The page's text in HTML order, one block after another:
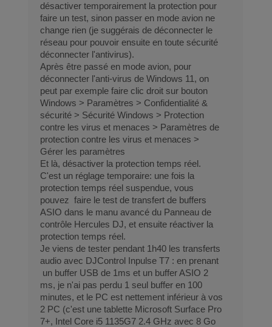
désactiver temporairement la protection pour
faire un test, sinon passer en mode avion ne
change rien (je suggérais de déconnecter le
réseau pour pouvoir ensuite en toute sécurité
déconnecter l'antivirus).
Après être passé en mode avion, pour
déconnecter l'anti-virus de Windows 11, on
peut par exemple faire clic droit sur bouton
Windows > Paramètres > Confidentialité &
sécurité > Sécurité Windows > Protection
contre les virus et menaces > Paramètres de
protection contre les virus et menaces >
Gérer les paramètres
Et là, désactiver la protection temps réel.
C'est un réglage temporaire: une fois la
protection temps réel suspendue, vous
pouvez faire le test de transfert de buffers
ASIO dans le manu avancé du Panneau de
contrôle Hercules DJ, et ensuite réactiver la
protection temps réel.
Je viens de tester pendant 1h40 les transferts
audio avec DJControl Inpulse T7 : en prenant
un buffer USB de 1ms et un buffer ASIO 2
ms, je n'ai pas perdu 1 seul buffer en 100
minutes, et le PC est nettement inférieur à vos
2 PC (c'est une tablette Microsoft Surface Pro
7+, Intel Core i5 1135G7 2.4 GHz avec 8 Go